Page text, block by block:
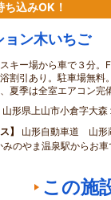
込みOK！
ョン木いちご
キー場から車で３分。
割引あり。駐車場無料
夏季は全室エアコン完
山形県上山市小倉字大
山形自動車道 山形
のやま温泉駅からお
この施